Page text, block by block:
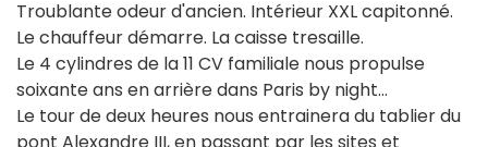
Troublante odeur d'ancien. Intérieur XXL capitonné.
Le chauffeur démarre. La caisse tresaille.
Le 4 cylindres de la 11 CV familiale nous propulse
soixante ans en arrière dans Paris by night...
Le tour de deux heures nous entrainera du tablier du